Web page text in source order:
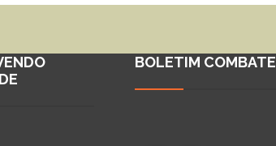
BOLETIM COMBATE